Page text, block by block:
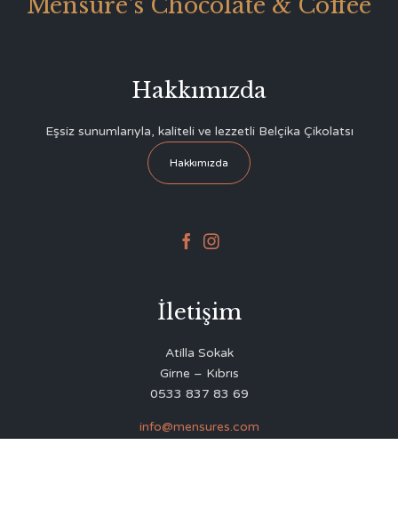
Hakkımızda
Eşsiz sunumlarıyla, kaliteli ve lezzetli Belçika Çikolatsı
Hakkımızda
 
İletişim
Atilla Sokak
Girne – Kıbrıs
0533 837 83 69
info@mensures.com